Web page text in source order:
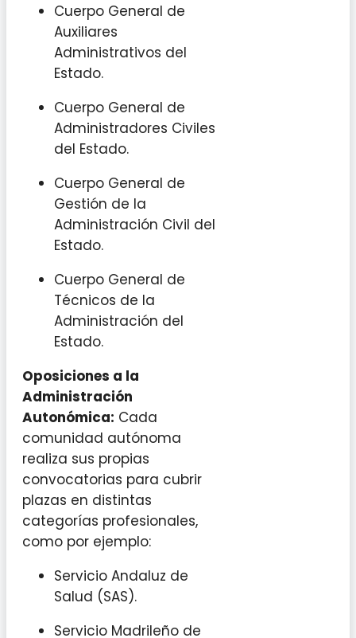
Cuerpo General de
Auxiliares
Administrativos del
Estado.
Cuerpo General de
Administradores Civiles
del Estado.
Cuerpo General de
Gestión de la
Administración Civil del
Estado.
Cuerpo General de
Técnicos de la
Administración del
Estado.
Oposiciones a la
Administración
Autonómica: Cada
comunidad autónoma
realiza sus propias
convocatorias para cubrir
plazas en distintas
categorías profesionales,
como por ejemplo:
Servicio Andaluz de
Salud (SAS).
Servicio Madrileño de